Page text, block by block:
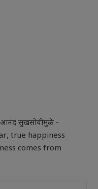
आनंद सुखसोयीमुळे -
, true happiness
comes from